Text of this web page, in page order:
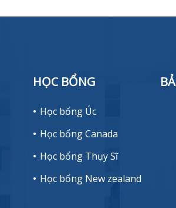
HỌC BỔNG
Học bổng Úc
Học bổng Canada
Học bổng Thụy Sĩ
Học bổng New zealand